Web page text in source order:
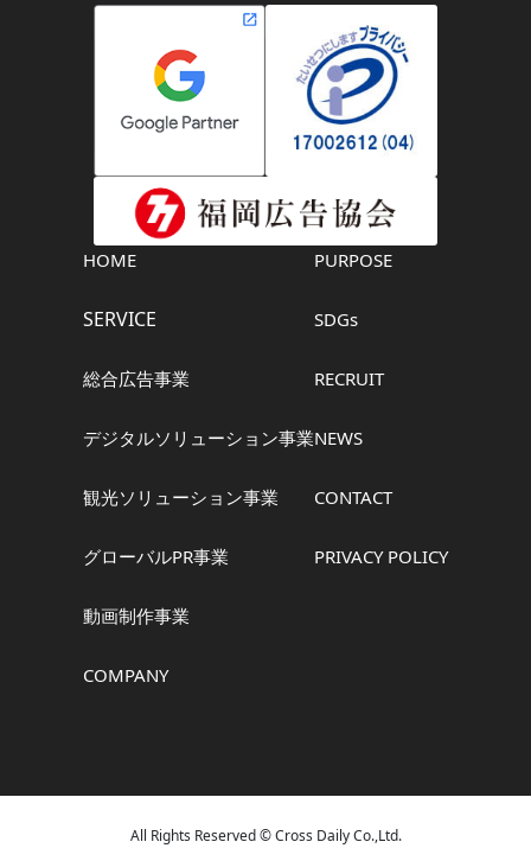
HOME
SERVICE
総合広告事業
デジタルソリューション事業
観光ソリューション事業
グローバルPR事業
動画制作事業
COMPANY
PURPOSE
SDGs
RECRUIT
NEWS
CONTACT
PRIVACY POLICY
All Rights Reserved © Cross Daily Co.,Ltd.